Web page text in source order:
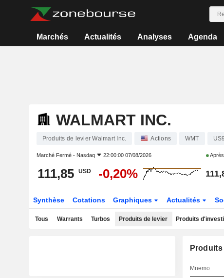
Marchés Actualités Analyses Agenda
WALMART INC.
Produits de levier Walmart Inc. Actions WMT
Marché Fermé - Nasdaq 22:00:00 07/08/2026
111,85 USD -0,20%
Synthèse Cotations Graphiques Actualités
Tous Warrants Turbos Produits de levier Produits
Mnemo